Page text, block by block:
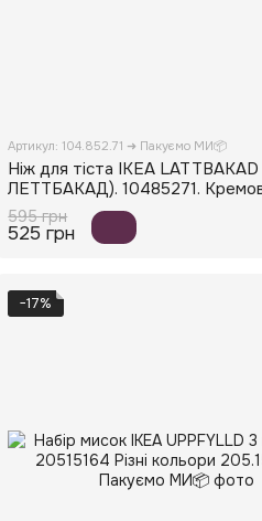
Артикул: 104.852.71 ➜ Пакуємо МИ📦
Ніж для тіста IKEA
ЛЕТТБАКАД). 10485271.
595 грн
525 грн
−17%